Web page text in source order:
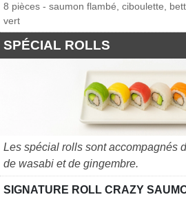
8 pièces - saumon flambé, ciboulette,
vert
SPÉCIAL ROLLS
Les spécial rolls sont accompagnés
de wasabi et de gingembre.
SIGNATURE ROLL CRAZY